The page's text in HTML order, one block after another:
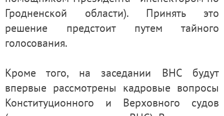
Гродненской области). Принять это
решение предстоит путем тайного
голосования.
Кроме того, на заседании ВНС будут
впервые рассмотрены кадровые вопросы
Конституционного и Верховного судов